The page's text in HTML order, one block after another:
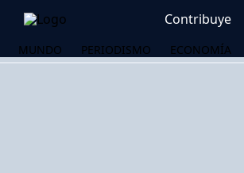
Contribuye
MUNDO PERIODISMO ECONOMÍA